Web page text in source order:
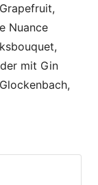
Nuance
mit Gin